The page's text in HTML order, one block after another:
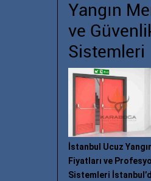
Yangın
ve
Sistemleri
İstanbul Ucuz
Fiyatları ve
Sistemleri